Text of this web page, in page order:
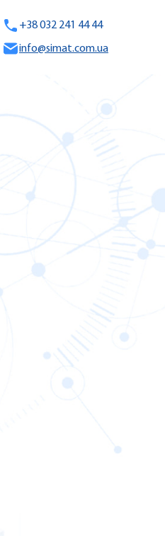
+38 032 241 44 44
info@simat.com.ua